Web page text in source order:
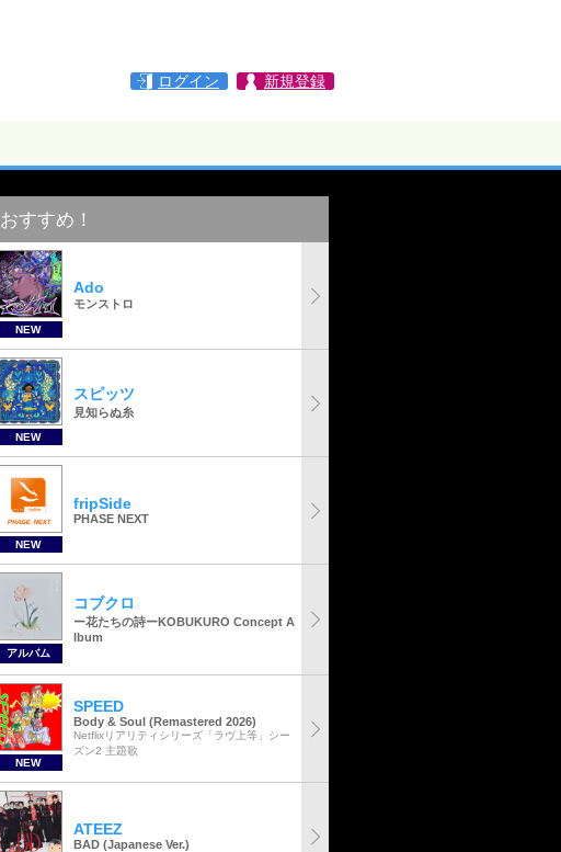
ログイン 新規登録
おすすめ！
NEW
Ado
モンストロ
NEW
スピッツ
見知らぬ糸
NEW
fripSide
PHASE NEXT
アルバム
コブクロ
ー花たちの詩ーKOBUKURO Concept A
lbum
NEW
SPEED
Body & Soul (Remastered 2026)
Netflixリアリティシリーズ「ラヴ上等」シー
ズン2 主題歌
ATEEZ
BAD (Japanese Ver.)